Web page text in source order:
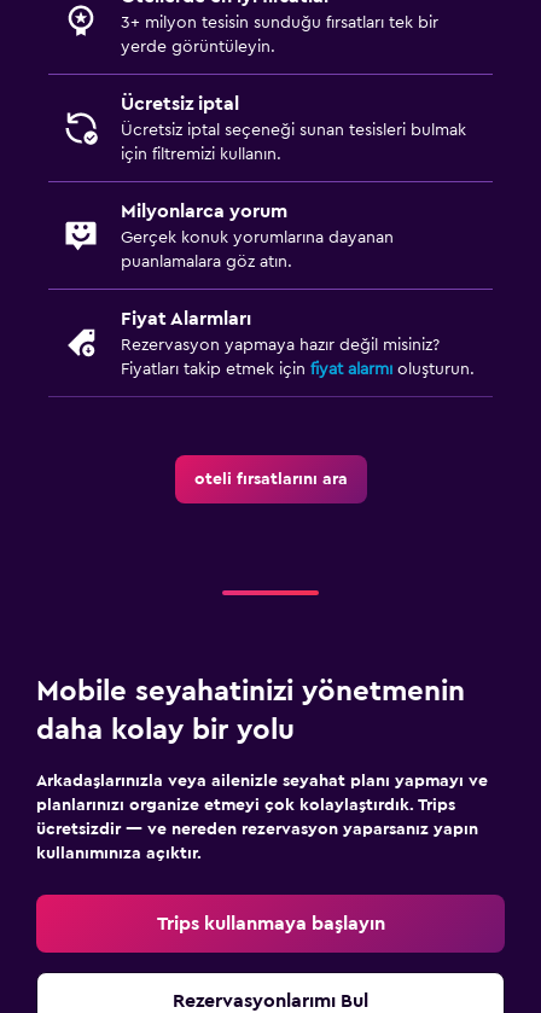
3+ milyon tesisin sunduğu fırsatları tek bir
yerde görüntüleyin.
Ücretsiz iptal
Ücretsiz iptal seçeneği sunan tesisleri bulmak
için filtremizi kullanın.
Milyonlarca yorum
Gerçek konuk yorumlarına dayanan
puanlamalara göz atın.
Fiyat Alarmları
Rezervasyon yapmaya hazır değil misiniz?
Fiyatları takip etmek için fiyat alarmı oluşturun.
oteli fırsatlarını ara
Mobile seyahatinizi yönetmenin
daha kolay bir yolu
Arkadaşlarınızla veya ailenizle seyahat planı yapmayı ve
planlarınızı organize etmeyi çok kolaylaştırdık. Trips
ücretsizdir — ve nereden rezervasyon yaparsanız yapın
kullanımınıza açıktır.
Trips kullanmaya başlayın
Rezervasyonlarımı Bul